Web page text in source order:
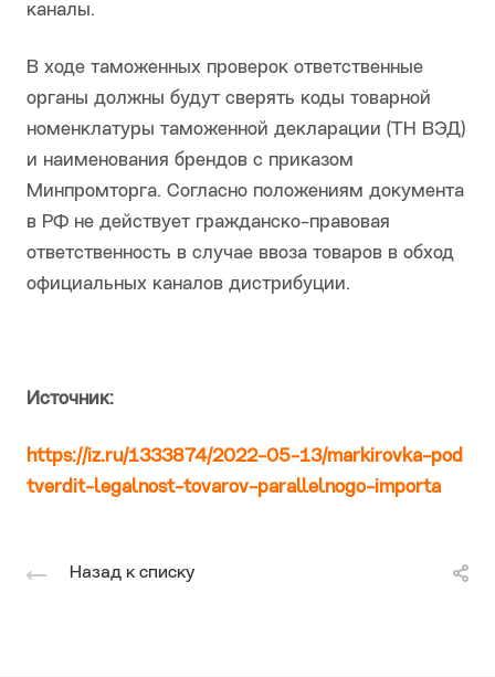
каналы.
В ходе таможенных проверок ответственные
органы должны будут сверять коды товарной
номенклатуры таможенной декларации (ТН ВЭД)
и наименования брендов с приказом
Минпромторга. Согласно положениям документа
в РФ не действует гражданско-правовая
ответственность в случае ввоза товаров в обход
официальных каналов дистрибуции.
Источник:
https://iz.ru/1333874/2022-05-13/markirovka-pod
tverdit-legalnost-tovarov-parallelnogo-importa
Назад к списку